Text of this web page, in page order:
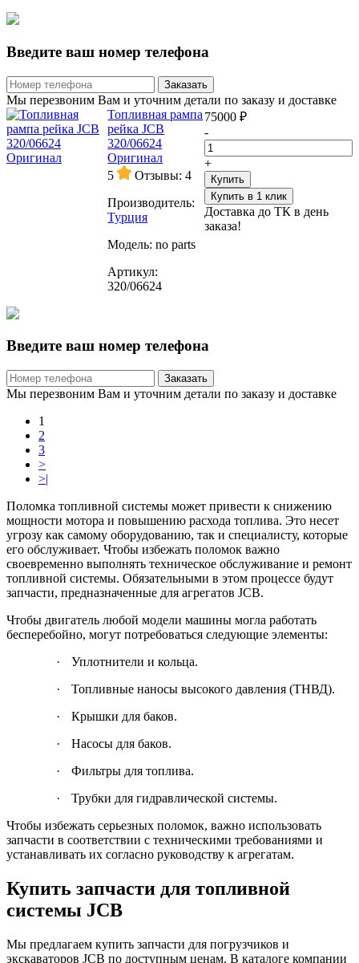
Введите ваш номер телефона
Заказать
Мы перезвоним Вам и уточним детали по заказу и доставке
Топливная рампа
рейка JCB
320/06624
Оригинал
5
Отзывы: 4
Производитель:
Турция
Модель: no parts
Артикул:
320/06624
75000 ₽
-
+
Купить
Купить в 1 клик
Доставка до ТК в день
заказа!
Введите ваш номер телефона
Заказать
Мы перезвоним Вам и уточним детали по заказу и доставке
1
2
3
>
>|
Поломка топливной системы может привести к снижению
мощности мотора и повышению расхода топлива. Это несет
угрозу как самому оборудованию, так и специалисту, которые
его обслуживает. Чтобы избежать поломок важно
своевременно выполнять техническое обслуживание и ремонт
топливной системы. Обязательными в этом процессе будут
запчасти, предназначенные для агрегатов JCB.
Чтобы двигатель любой модели машины могла работать
бесперебойно, могут потребоваться следующие элементы:
·
Уплотнители и кольца.
·
Топливные наносы высокого давления (ТНВД).
·
Крышки для баков.
·
Насосы для баков.
·
Фильтры для топлива.
·
Трубки для гидравлической системы.
Чтобы избежать серьезных поломок, важно использовать
запчасти в соответствии с техническими требованиями и
устанавливать их согласно руководству к агрегатам.
Купить запчасти для топливной
системы JCB
Мы предлагаем купить запчасти для погрузчиков и
экскаваторов JCB по доступным ценам. В каталоге компании